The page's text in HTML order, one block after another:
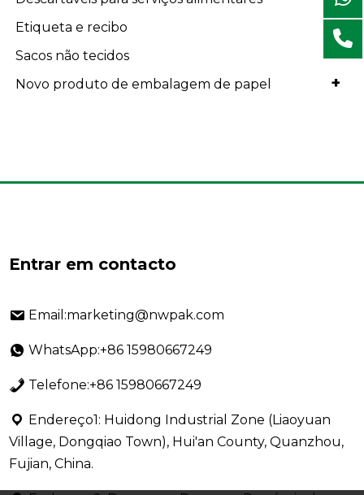
+
Etiqueta e recibo
+
Sacos não tecidos
+
Novo produto de embalagem de papel
Entrar em contacto
Email:marketing@nwpak.com
WhatsApp:+86 15980667249
Telefone:+86 15980667249
Endereço1: Huidong Industrial Zone (Liaoyuan
Village, Dongqiao Town), Hui'an County, Quanzhou,
Fujian, China.